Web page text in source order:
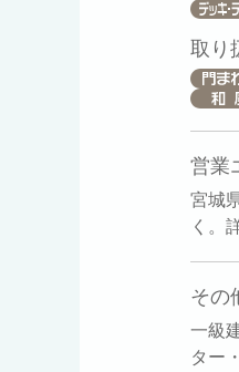
取り
営業
宮城
く。
その
一級
ター